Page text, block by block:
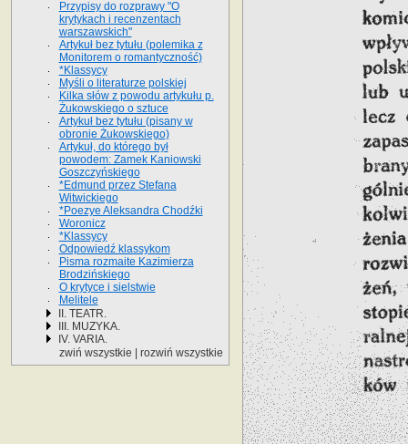
Przypisy do rozprawy "O
krytykach i recenzentach
warszawskich"
Artykuł bez tytułu (polemika z
Monitorem o romantyczność)
*Klassycy
Myśli o literaturze polskiej
Kilka słów z powodu artykułu p.
Żukowskiego o sztuce
Artykuł bez tytułu (pisany w
obronie Żukowskiego)
Artykuł, do którego był
powodem: Zamek Kaniowski
Goszczyńskiego
*Edmund przez Stefana
Witwickiego
*Poezye Aleksandra Chodźki
Woronicz
*Klassycy
Odpowiedź klassykom
Pisma rozmaite Kazimierza
Brodzińskiego
O krytyce i sielstwie
Melitele
II. TEATR.
III. MUZYKA.
IV. VARIA.
zwiń wszystkie
rozwiń wszystkie